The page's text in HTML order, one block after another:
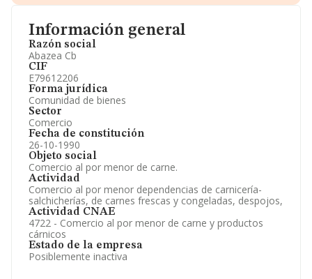
Información general
Razón social
Abazea Cb
CIF
E79612206
Forma jurídica
Comunidad de bienes
Sector
Comercio
Fecha de constitución
26-10-1990
Objeto social
Comercio al por menor de carne.
Actividad
Comercio al por menor dependencias de carnicería-
salchicherías, de carnes frescas y congeladas, despojos,
Actividad CNAE
4722 - Comercio al por menor de carne y productos
cárnicos
Estado de la empresa
Posiblemente inactiva
Información oficial y registral complementaria.